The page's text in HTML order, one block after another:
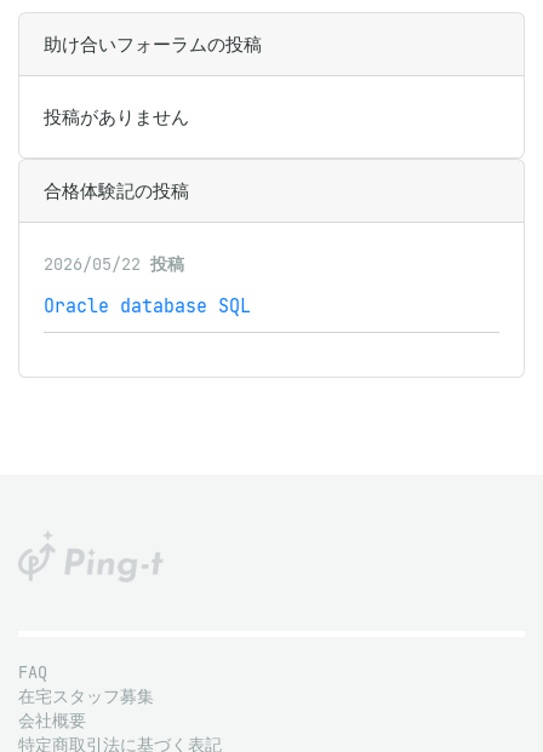
助け合いフォーラムの投稿
投稿がありません
合格体験記の投稿
2026/05/22 投稿
Oracle database SQL
FAQ
在宅スタッフ募集
会社概要
特定商取引法に基づく表記